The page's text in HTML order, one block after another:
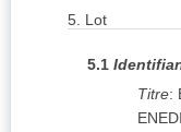
5. Lot
5.1
Titre: